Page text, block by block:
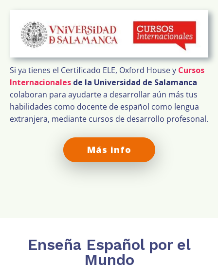
Si ya tienes el Certificado ELE, Oxford House y Cursos
Internacionales de la Universidad de Salamanca
colaboran para ayudarte a desarrollar aún más tus
habilidades como docente de español como lengua
extranjera, mediante cursos de desarrollo profesonal.
Más info
Enseña Español por el
Mundo